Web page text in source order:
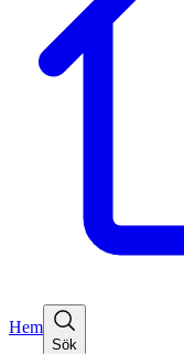
Hem
Sök